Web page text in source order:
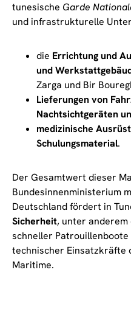
tunesische Garde
und infrastrukturelle
die Errichtung und
und
Zarga und Bir
Lieferungen von
Nachtsichtgeräten
medizinische
Schulungsmaterial.
Der Gesamtwert dieser
Bundesinnenministerium
Deutschland fördert in
Sicherheit, unter
schneller Patrouillenboote
technischer Einsatzkräfte
Maritime.